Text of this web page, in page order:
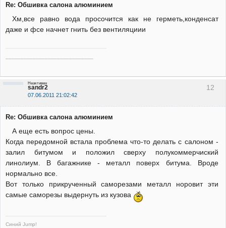
Re: Обшивка салона алюминием
Хм,все равно вода просочится как не герметь,конденсат
даже и фсе начнет гнить без вентиляциии
12
sandr2
07.06.2011 21:02:42
Неактивен
Re: Обшивка салона алюминием
А еще есть вопрос цены.
Когда передомной встала проблема что-то делать с салоном -
залил битумом и положил сверху полукоммерчиский
линолиум. В багажнике - металл поверх битума. Вроде
нормально все.
Вот только прикрученный саморезами металл норовит эти
самые саморезы выдернуть из кузова
Синий Jump!